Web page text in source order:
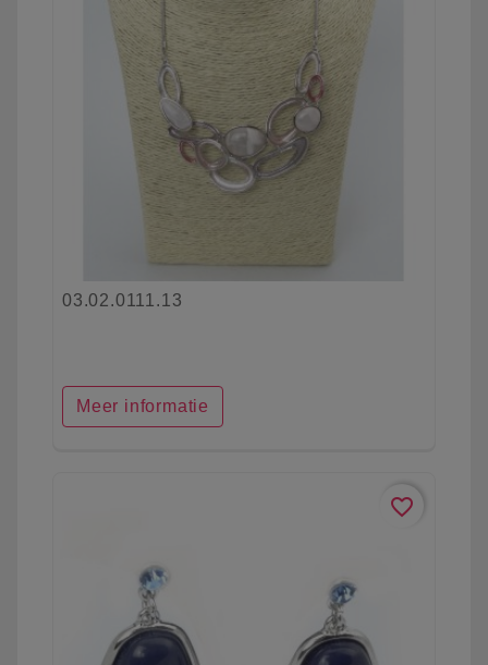
03.02.0111.13
Meer informatie
favorite_border